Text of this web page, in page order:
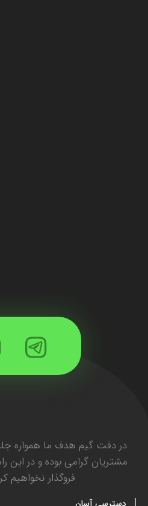
در دفت گیم هدف ما همواره
مشتریان گرامی بوده و در این
فروگذار نخواهیم